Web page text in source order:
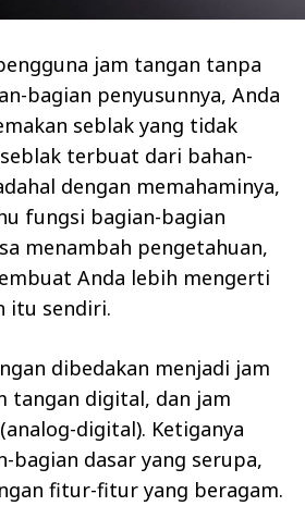
jam tangan tanpa
bagian penyusunnya, Anda
seblak yang tidak
terbuat dari bahan-
dengan memahaminya,
fungsi bagian-bagian
menambah pengetahuan,
Anda lebih mengerti
itu sendiri.
dibedakan menjadi jam
tangan digital, dan jam
digital). Ketiganya
bagian dasar yang serupa,
fitur-fitur yang beragam.